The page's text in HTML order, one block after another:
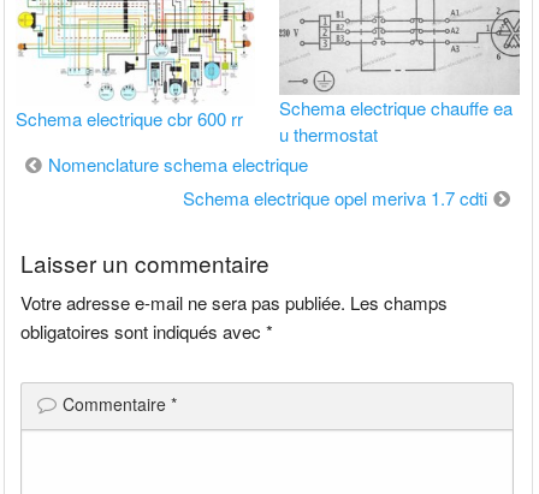
Schema electrique cbr 600 rr
Schema electrique chauffe ea
u thermostat
Navigation
Nomenclature schema electrique
Schema electrique opel meriva 1.7 cdti
Laisser un commentaire
Votre adresse e-mail ne sera pas publiée. Les champs
obligatoires sont indiqués avec*
Commentaire*